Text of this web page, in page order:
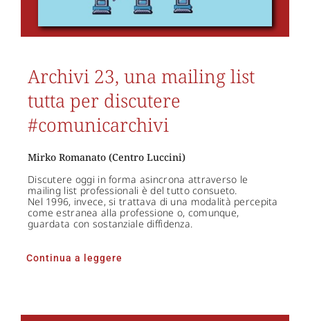
Archivi 23, una mailing list
tutta per discutere
#comunicarchivi
Mirko Romanato (Centro Luccini)
Discutere oggi in forma asincrona attraverso le
mailing list professionali è del tutto consueto.
Nel 1996, invece, si trattava di una modalità percepita
come estranea alla professione o, comunque,
guardata con sostanziale diffidenza.
Continua a leggere